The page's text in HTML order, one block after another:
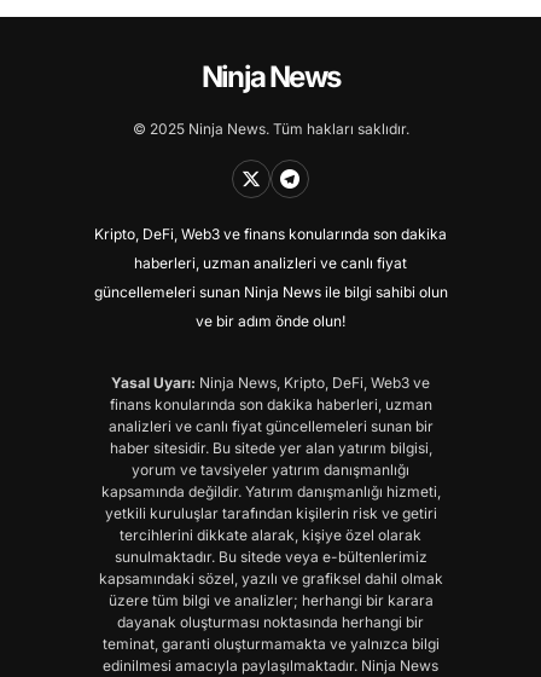
Ninja News
© 2025 Ninja News. Tüm hakları saklıdır.
Kripto, DeFi, Web3 ve finans konularında son dakika
haberleri, uzman analizleri ve canlı fiyat
güncellemeleri sunan Ninja News ile bilgi sahibi olun
ve bir adım önde olun!
Yasal Uyarı: Ninja News, Kripto, DeFi, Web3 ve
finans konularında son dakika haberleri, uzman
analizleri ve canlı fiyat güncellemeleri sunan bir
haber sitesidir. Bu sitede yer alan yatırım bilgisi,
yorum ve tavsiyeler yatırım danışmanlığı
kapsamında değildir. Yatırım danışmanlığı hizmeti,
yetkili kuruluşlar tarafından kişilerin risk ve getiri
tercihlerini dikkate alarak, kişiye özel olarak
sunulmaktadır. Bu sitede veya e-bültenlerimiz
kapsamındaki sözel, yazılı ve grafiksel dahil olmak
üzere tüm bilgi ve analizler; herhangi bir karara
dayanak oluşturması noktasında herhangi bir
teminat, garanti oluşturmamakta ve yalnızca bilgi
edinilmesi amacıyla paylaşılmaktadır. Ninja News